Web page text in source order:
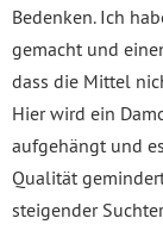
Bedenken. Ich
gemacht und
dass die Mittel
Hier wird ein
aufgehängt und
Qualität
steigender